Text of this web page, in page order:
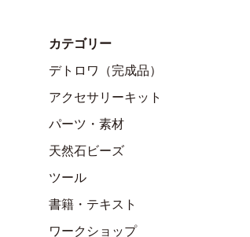
カテゴリー
デトロワ（完成品）
アクセサリーキット
パーツ・素材
天然石ビーズ
ツール
書籍・テキスト
ワークショップ